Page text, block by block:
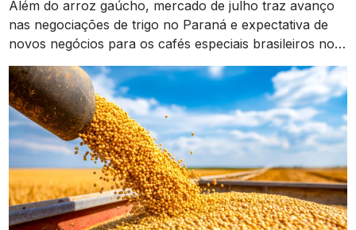
Além do arroz gaúcho, mercado de julho traz avanço
nas negociações de trigo no Paraná e expectativa de
novos negócios para os cafés especiais brasileiros no
exterior